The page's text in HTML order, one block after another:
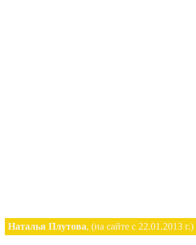
Наталья Плутова, (на сайте с 22.01.2013 г.)